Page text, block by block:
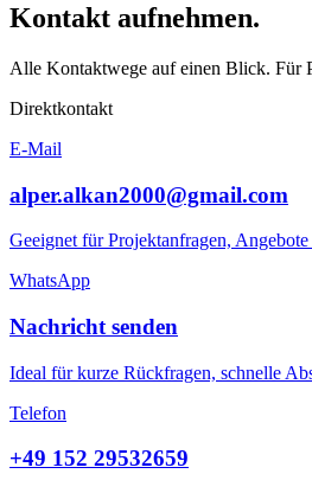
Kontakt aufnehmen.
Alle Kontaktwege auf einen Blick. Für
Direktkontakt
E-Mail
alper.alkan2000@gmail.com
Geeignet für Projektanfragen,
WhatsApp
Nachricht senden
Ideal für kurze Rückfragen, schnelle
Telefon
+49 152 29532659